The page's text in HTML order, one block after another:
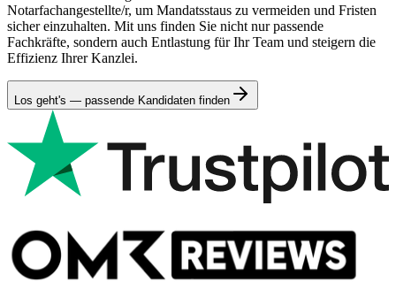
Notarfachangestellte/r, um Mandatsstaus zu vermeiden und Fristen
sicher einzuhalten. Mit uns finden Sie nicht nur passende
Fachkräfte, sondern auch Entlastung für Ihr Team und steigern die
Effizienz Ihrer Kanzlei.
Los geht's — passende Kandidaten finden